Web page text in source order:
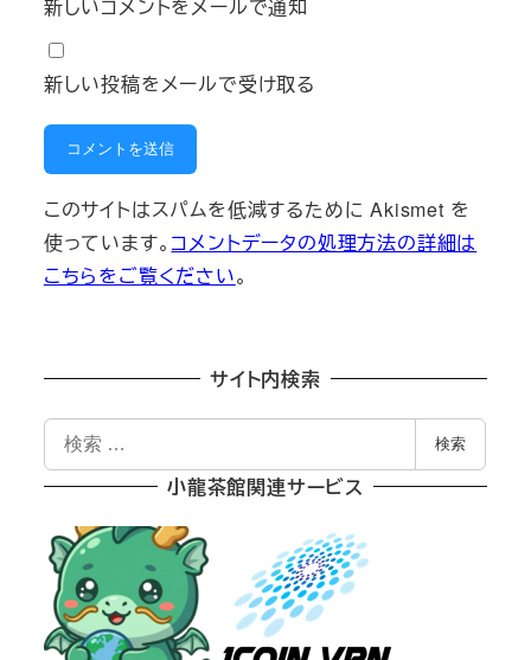
新しいコメントをメールで通知
新しい投稿をメールで受け取る
このサイトはスパムを低減するために Akismet を
使っています。 コメントデータの処理方法の詳細は
こちらをご覧ください。
サイト内検索
検
索
検索
小龍茶館関連サービス